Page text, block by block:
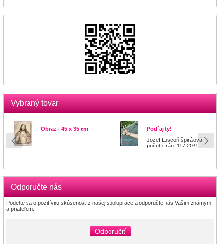
Vybraný tovar
Obraz - 45 x 35 cm
-
Podˇaj ty!
Jozef Luscoň špirálová
počet strán: 117 2021
Odporučte nás
Podeľte sa o pozitívnu skúsenosť z našej spolupráce a odporučte nás Vašim známym
a priateľom:
Odporučiť